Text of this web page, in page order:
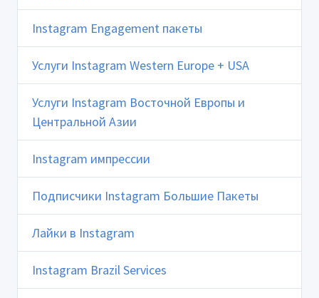
Instagram Engagement пакеты
Услуги Instagram Western Europe + USA
Услуги Instagram Восточной Европы и
Центральной Азии
Instagram импрессии
Подписчики Instagram Большие Пакеты
Лайки в Instagram
Instagram Brazil Services